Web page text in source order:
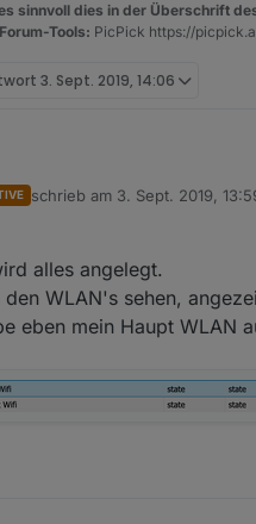
sinnvoll dies in der Überschrift
Forum-Tools: PicPick https://
3. Sept. 2019, 14:06
änderungen
noch näher
schrieb am 3. Sept. 2019,
zuletzt editiert von
alles angelegt.
WLAN's sehen,
eben mein Haupt WLAN